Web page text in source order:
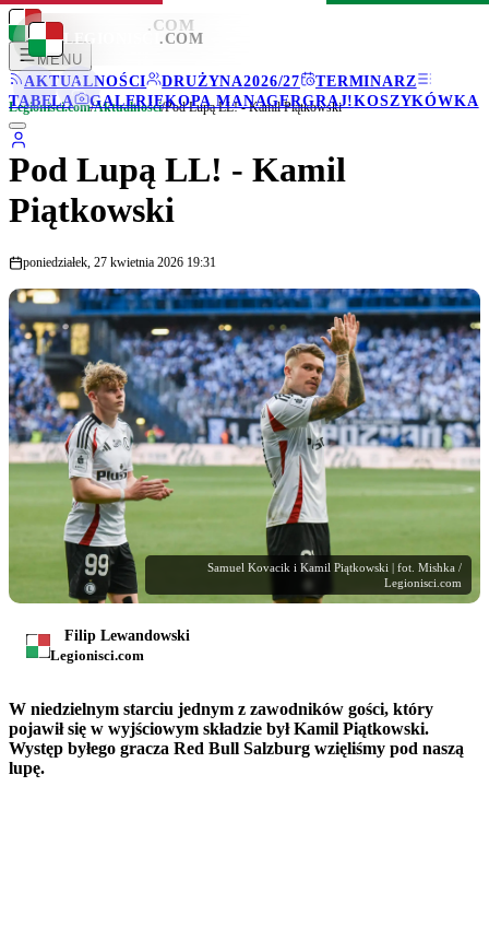
LEGIONISCI .COM
MENU
AKTUALNOŚCI
DRUŻYNA2026/27
TERMINARZ
TABELA
GALERIEKOPA MANAGERGRAJ!KOSZYKÓWKA
LEGIONISCI .COM
Legionisci.com/Aktualności/Pod Lupą LL! - Kamil Piątkowski
Pod Lupą LL! - Kamil
Piątkowski
poniedziałek, 27 kwietnia 2026 19:31
Samuel Kovacik i Kamil Piątkowski | fot. Mishka /
Legionisci.com
Filip Lewandowski
Legionisci.com
W niedzielnym starciu jednym z zawodników gości, który
pojawił się w wyjściowym składzie był Kamil Piątkowski.
Występ byłego gracza Red Bull Salzburg wzięliśmy pod naszą
lupę.